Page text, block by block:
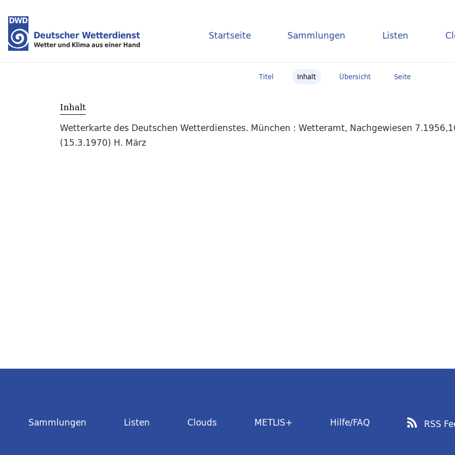
Startseite Sammlungen Listen
Titel Inhalt Übersicht Seite
Inhalt
Wetterkarte des Deutschen Wetterdienstes. München : Wetteramt, Nachgewiesen
(15.3.1970) H. März
Sammlungen Listen Clouds METLIS+ Hilfe/FAQ RSS